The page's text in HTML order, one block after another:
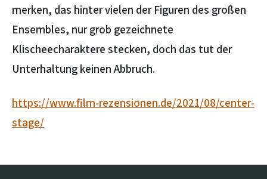
merken, das hinter vielen der Figuren des großen
Ensembles, nur grob gezeichnete
Klischeecharaktere stecken, doch das tut der
Unterhaltung keinen Abbruch.
https://www.film-rezensionen.de/2021/08/center-
stage/